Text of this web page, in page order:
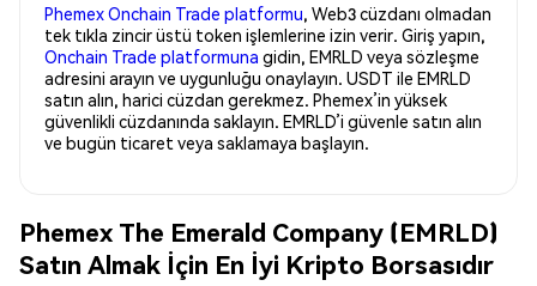
Phemex Onchain Trade platformu, Web3 cüzdanı olmadan
tek tıkla zincir üstü token işlemlerine izin verir. Giriş yapın,
Onchain Trade platformuna gidin, EMRLD veya sözleşme
adresini arayın ve uygunluğu onaylayın. USDT ile EMRLD
satın alın, harici cüzdan gerekmez. Phemex’in yüksek
güvenlikli cüzdanında saklayın. EMRLD’i güvenle satın alın
ve bugün ticaret veya saklamaya başlayın.
Phemex The Emerald Company (EMRLD)
Satın Almak İçin En İyi Kripto Borsasıdır